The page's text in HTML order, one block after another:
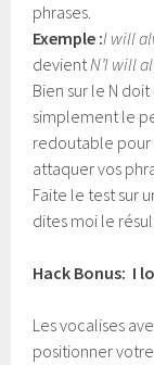
phrases.
Exemple :I will
devientN’I will
Bien sur le N
simplement le
redoutable pour
attaquer vos
Faite le test sur
dites moi le
Hack Bonus: I
Les vocalises
positionner